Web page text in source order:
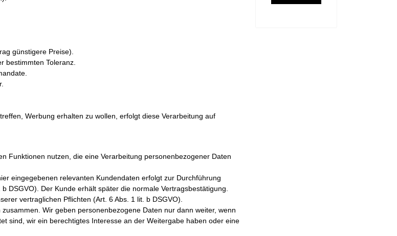
günstigere Preise).
bestimmten Toleranz.
Werbung erhalten zu wollen, erfolgt diese Verarbeitung auf
Funktionen nutzen, die eine Verarbeitung personenbezogener Daten
eingegebenen relevanten Kundendaten erfolgt zur Durchführung
DSGVO). Der Kunde erhält später die normale Vertragsbestätigung.
vertraglichen Pflichten (Art. 6 Abs. 1 lit. b DSGVO).
Wir geben personenbezogene Daten nur dann weiter, wenn
sind, wir ein berechtigtes Interesse an der Weitergabe haben oder eine